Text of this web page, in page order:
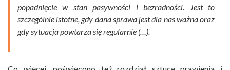
popadnięcie w stan pasywności i bezradności. Jest to
szczególnie istotne, gdy dana sprawa jest dla nas ważna oraz
gdy sytuacja powtarza się regularnie (…).